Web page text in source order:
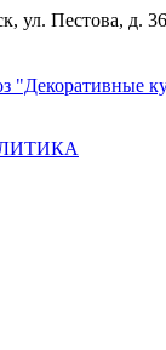
ул. Пестова, д. 36